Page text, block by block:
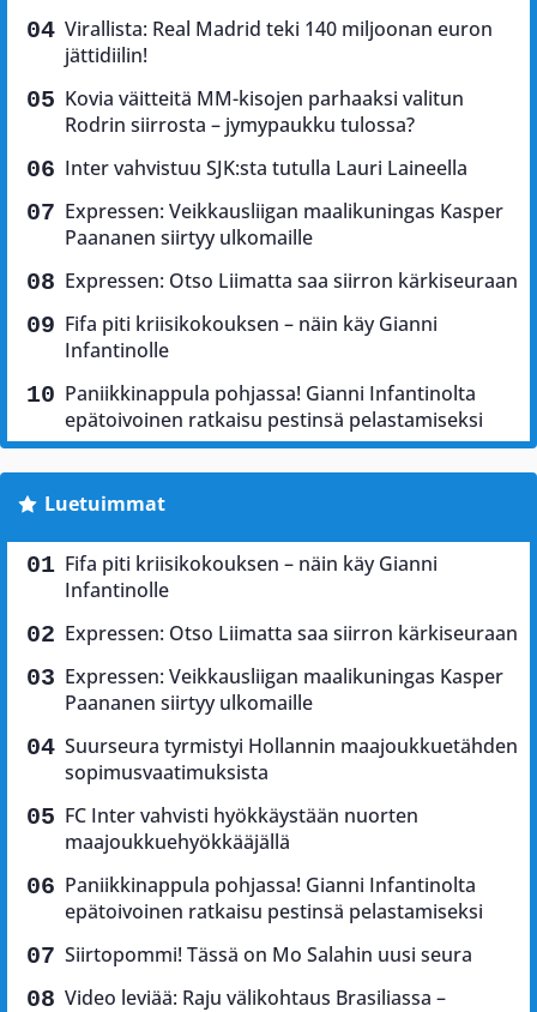
Virallista: Real Madrid teki 140 miljoonan euron
jättidiilin!
Kovia väitteitä MM-kisojen parhaaksi valitun
Rodrin siirrosta – jymypaukku tulossa?
Inter vahvistuu SJK:sta tutulla Lauri Laineella
Expressen: Veikkausliigan maalikuningas Kasper
Paananen siirtyy ulkomaille
Expressen: Otso Liimatta saa siirron kärkiseuraan
Fifa piti kriisikokouksen – näin käy Gianni
Infantinolle
Paniikkinappula pohjassa! Gianni Infantinolta
epätoivoinen ratkaisu pestinsä pelastamiseksi
Luetuimmat
Fifa piti kriisikokouksen – näin käy Gianni
Infantinolle
Expressen: Otso Liimatta saa siirron kärkiseuraan
Expressen: Veikkausliigan maalikuningas Kasper
Paananen siirtyy ulkomaille
Suurseura tyrmistyi Hollannin maajoukkuetähden
sopimusvaatimuksista
FC Inter vahvisti hyökkäystään nuorten
maajoukkuehyökkääjällä
Paniikkinappula pohjassa! Gianni Infantinolta
epätoivoinen ratkaisu pestinsä pelastamiseksi
Siirtopommi! Tässä on Mo Salahin uusi seura
Video leviää: Raju välikohtaus Brasiliassa –